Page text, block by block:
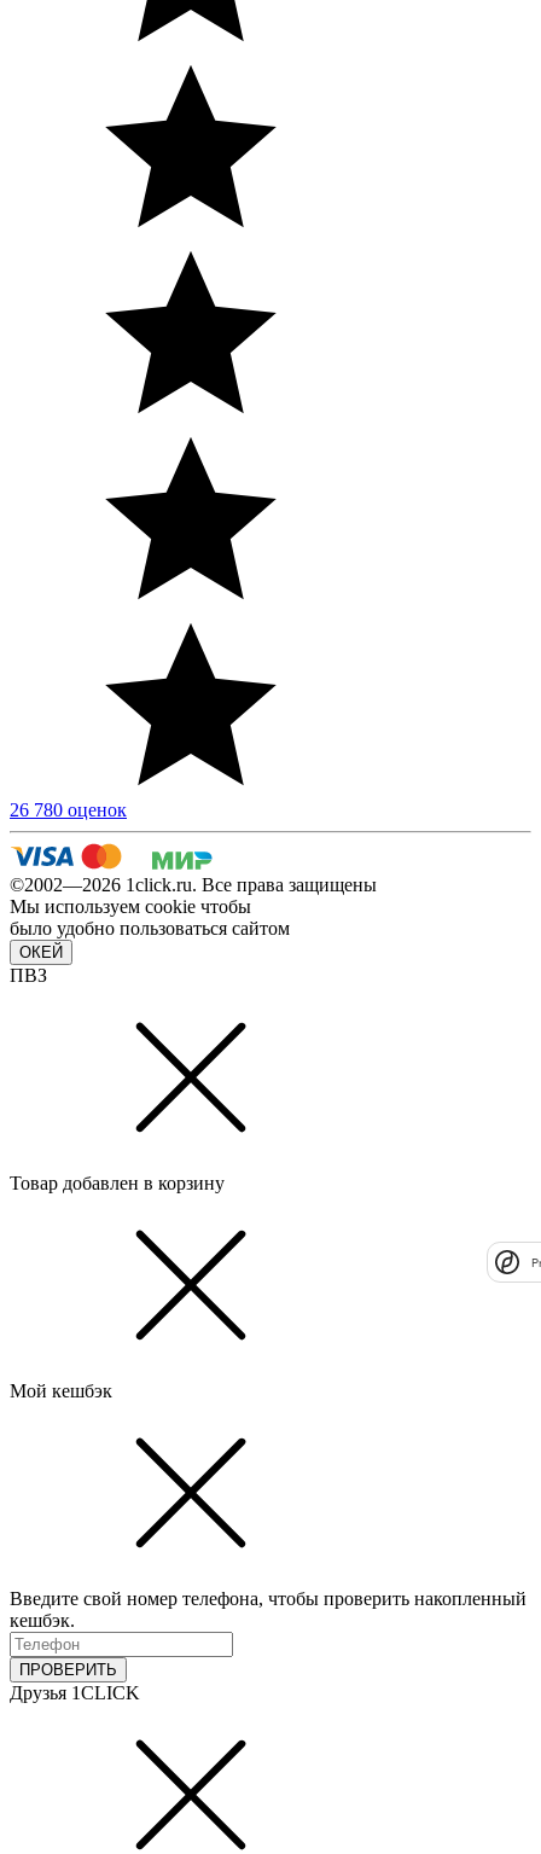
26 780 оценок
©2002—2026 1сlick.ru. Все права защищены
Мы используем cookie чтобы
было удобно пользоваться сайтом
ОКЕЙ
ПВЗ
Товар добавлен в корзину
Мой кешбэк
Введите свой номер телефона, чтобы проверить накопленный
кешбэк.
ПРОВЕРИТЬ
Друзья 1CLICK